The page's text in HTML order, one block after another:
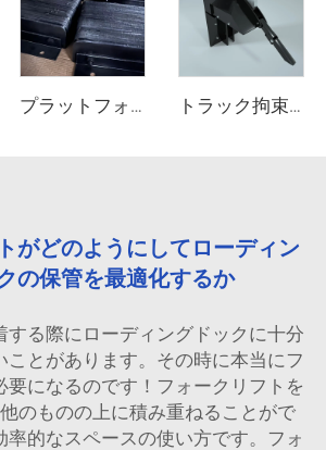
プラットフォーム衝突防止ブロック トラック拘束システム
がどのようにしてローディン
の保管を最適化するか
する際にローディングドックに十分
ことがあります。その時に本当にフ
要になるのです！フォークリフトを
のものの上に積み重ねることがで
率的なスペースの使い方です。フォ